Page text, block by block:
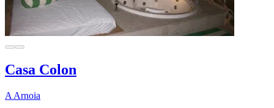
Casa Colon
A Arnoia